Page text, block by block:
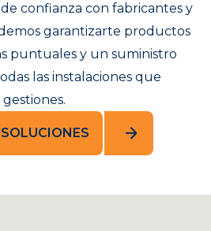
confianza con fabricantes y
garantizarte productos
puntuales y un suministro
las instalaciones que
gestiones.